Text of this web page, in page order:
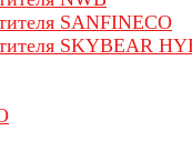
SANFINECO
SKYBEAR